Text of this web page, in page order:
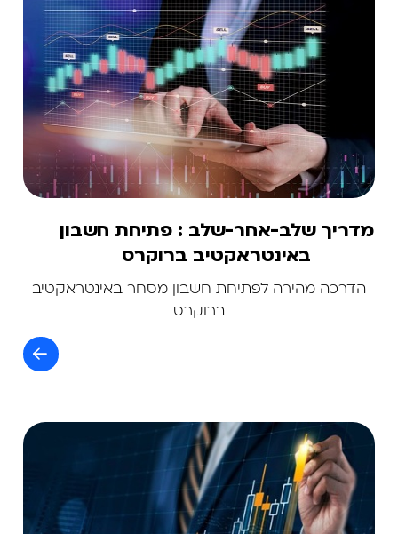
מדריך שלב-אחר-שלב : פתיחת חשבון
באינטראקטיב ברוקרס
הדרכה מהירה לפתיחת חשבון מסחר באינטראקטיב
ברוקרס